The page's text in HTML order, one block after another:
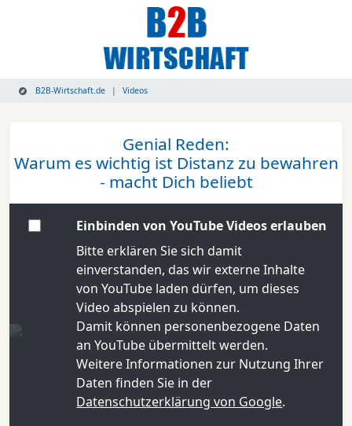
B2B-Wirtschaft.de Videos
Genial Reden:
Warum es wichtig ist Distanz zu bewahren
- macht Dich beliebt
Einbinden von YouTube Videos erlauben
Bitte erklären Sie sich damit
einverstanden, das wir externe Inhalte
von YouTube laden dürfen, um dieses
Video abspielen zu können.
Damit können personenbezogene Daten
an YouTube übermittelt werden.
Weitere Informationen zur Nutzung Ihrer
Daten finden Sie in der
Datenschutzerklärung von Google.